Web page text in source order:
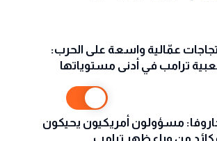
عمّالية واسعة على الحرب:
ترامب في أدنى مستوياتها
مسؤولون أمريكيون يحيكون